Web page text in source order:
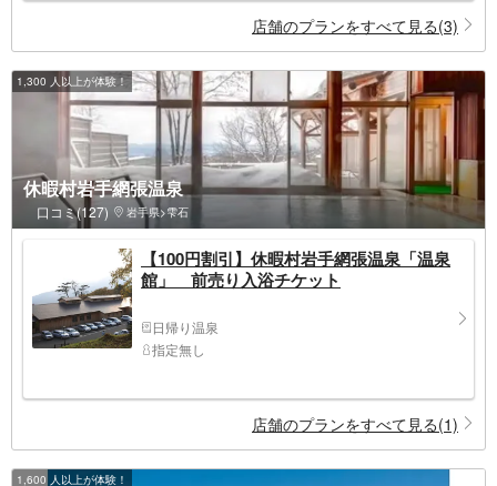
店舗のプランをすべて見る(3)
1,300 人以上が体験！
休暇村岩手網張温泉
口コミ(127) 岩手県>雫石
【100円割引】休暇村岩手網張温泉「温泉
館」 前売り入浴チケット
日帰り温泉
指定無し
店舗のプランをすべて見る(1)
1,600 人以上が体験！